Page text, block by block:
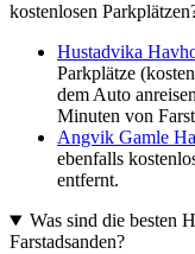
kostenlosen
Hustadvika
Parkplätze
dem Auto
Minuten von
Angvik Gamle
ebenfalls
entfernt.
Was sind die besten
Farstadsanden?